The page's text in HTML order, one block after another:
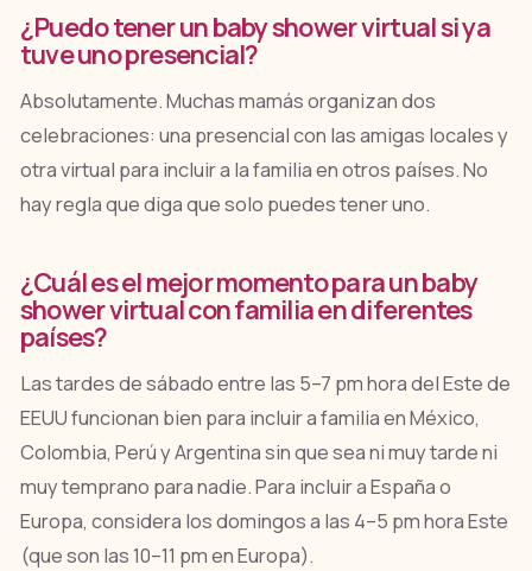
¿Puedo tener un baby shower virtual si ya
tuve uno presencial?
Absolutamente. Muchas mamás organizan dos
celebraciones: una presencial con las amigas locales y
otra virtual para incluir a la familia en otros países. No
hay regla que diga que solo puedes tener uno.
¿Cuál es el mejor momento para un baby
shower virtual con familia en diferentes
países?
Las tardes de sábado entre las 5–7 pm hora del Este de
EEUU funcionan bien para incluir a familia en México,
Colombia, Perú y Argentina sin que sea ni muy tarde ni
muy temprano para nadie. Para incluir a España o
Europa, considera los domingos a las 4–5 pm hora Este
(que son las 10–11 pm en Europa).